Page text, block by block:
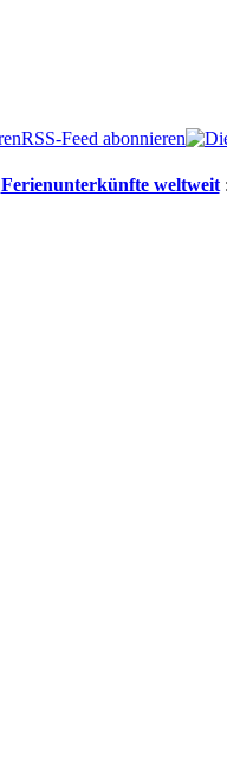
RSS-Feed abonnieren
Ferienunterkünfte weltweit: